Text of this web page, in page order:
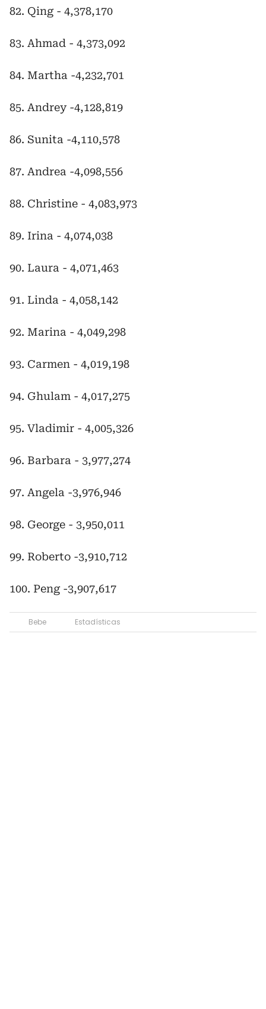
82. Qing - 4,378,170
83. Ahmad - 4,373,092
84. Martha -4,232,701
85. Andrey -4,128,819
86. Sunita -4,110,578
87. Andrea -4,098,556
88. Christine - 4,083,973
89. Irina - 4,074,038
90. Laura - 4,071,463
91. Linda - 4,058,142
92. Marina - 4,049,298
93. Carmen - 4,019,198
94. Ghulam - 4,017,275
95. Vladimir - 4,005,326
96. Barbara - 3,977,274
97. Angela -3,976,946
98. George - 3,950,011
99. Roberto -3,910,712
100. Peng -3,907,617
Bebe Estadísticas